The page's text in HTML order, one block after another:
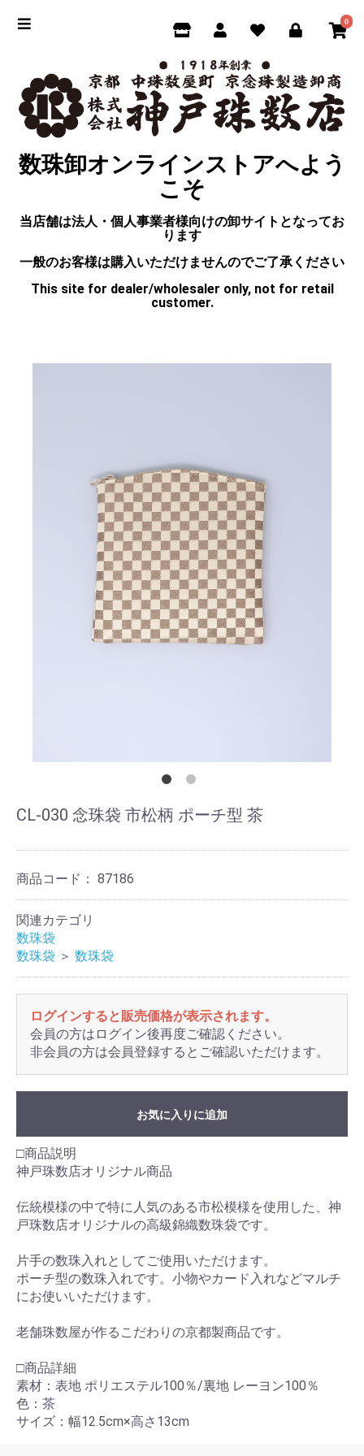
0
数珠卸オンラインストアへよう
こそ
当店舗は法人・個人事業者様向けの卸サイトとなってお
ります
一般のお客様は購入いただけませんのでご了承ください
This site for dealer/wholesaler only, not for retail
customer.
CL-030 念珠袋 市松柄 ポーチ型 茶
商品コード： 87186
関連カテゴリ
数珠袋
数珠袋 ＞ 数珠袋
ログインすると販売価格が表示されます。
会員の方はログイン後再度ご確認ください。
非会員の方は会員登録するとご確認いただけます。
お気に入りに追加
□商品説明
神戸珠数店オリジナル商品
伝統模様の中で特に人気のある市松模様を使用した、神
戸珠数店オリジナルの高級錦織数珠袋です。
片手の数珠入れとしてご使用いただけます。
ポーチ型の数珠入れです。小物やカード入れなどマルチ
にお使いいただけます。
老舗珠数屋が作るこだわりの京都製商品です。
□商品詳細
素材：表地 ポリエステル100％/裏地 レーヨン100％
色：茶
サイズ：幅12.5cm×高さ13cm